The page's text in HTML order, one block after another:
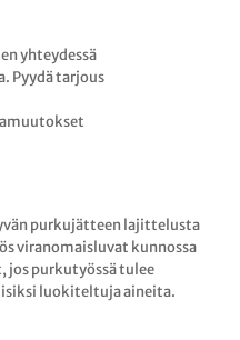
yhteydessä
Pyydä tarjous
purkujätteen lajittelusta
viranomaisluvat kunnossa
jos purkutyössä tulee
luokiteltuja aineita.